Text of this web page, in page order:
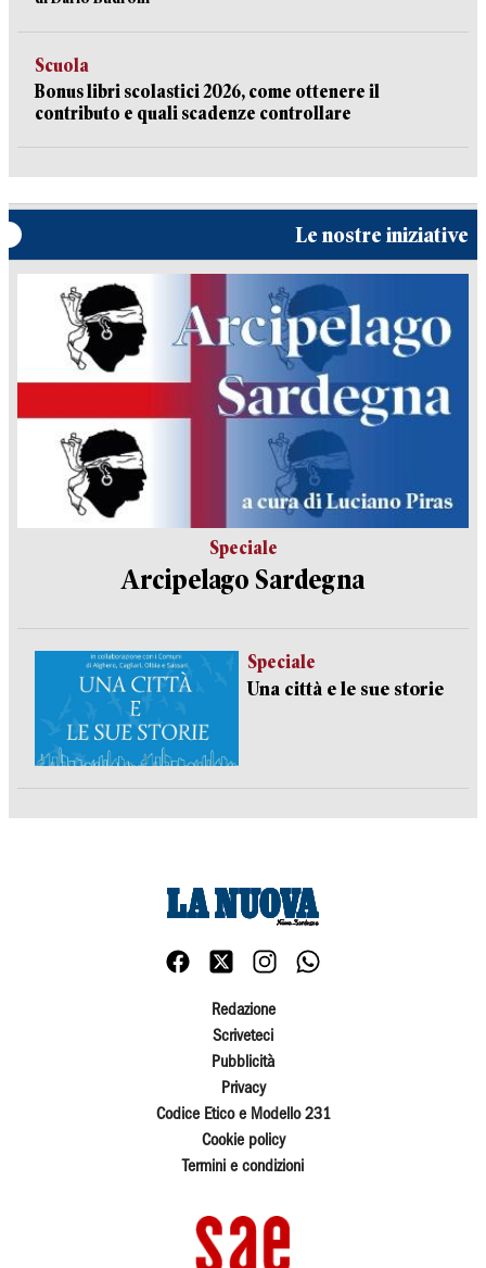
Scuola
Bonus libri scolastici 2026, come ottenere il
contributo e quali scadenze controllare
Le nostre iniziative
Speciale
Arcipelago Sardegna
Speciale
Una città e le sue storie
Redazione
Scriveteci
Pubblicità
Privacy
Codice Etico e Modello 231
Cookie policy
Termini e condizioni